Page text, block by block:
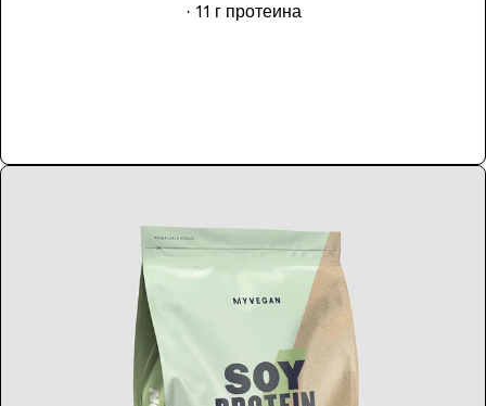
· 11 г протеина